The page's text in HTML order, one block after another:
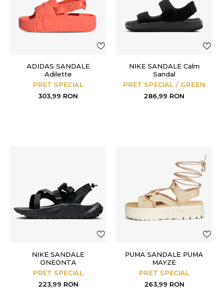
ADIDAS SANDALE
Adilette
PRET SPECIAL
303,99 RON
NIKE SANDALE Calm
Sandal
PRET SPECIAL
GREEN
286,99 RON
NIKE SANDALE
ONEONTA
PRET SPECIAL
223,99 RON
PUMA SANDALE PUMA
MAYZE
PRET SPECIAL
263,99 RON